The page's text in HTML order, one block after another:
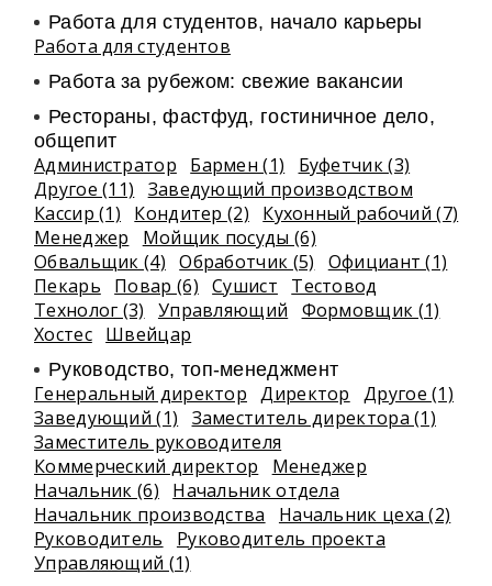
Работа для студентов, начало карьеры
Работа для студентов
Работа за рубежом: свежие вакансии
Рестораны, фастфуд, гостиничное дело,
общепит
Администратор Бармен (1)
Буфетчик (3)
Другое (11)
Заведующий производством
Кассир (1)
Кондитер (2)
Кухонный рабочий (7)
Менеджер
Мойщик посуды (6)
Обвальщик (4)
Обработчик (5)
Официант (1)
Пекарь
Повар (6) Сушист
Тестовод
Технолог (3)
Управляющий
Формовщик (1)
Хостес Швейцар
Руководство, топ-менеджмент
Генеральный директор Директор
Другое (1)
Заведующий (1)
Заместитель директора (1)
Заместитель руководителя
Коммерческий директор
Менеджер
Начальник (6)
Начальник отдела
Начальник производства
Начальник цеха (2)
Руководитель
Руководитель проекта
Управляющий (1)